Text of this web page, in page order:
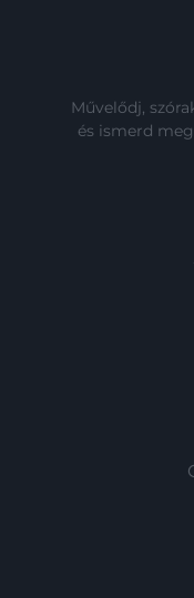
Művelődj,
és ismerd